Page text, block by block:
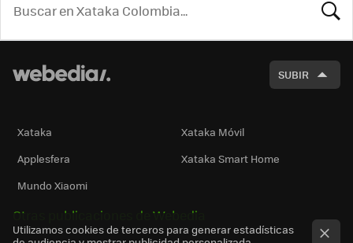
SUBIR
Xataka
Xataka Móvil
Applesfera
Xataka Smart Home
Mundo Xiaomi
Otras publicaciones de Webedia
Utilizamos cookies de terceros para generar estadísticas